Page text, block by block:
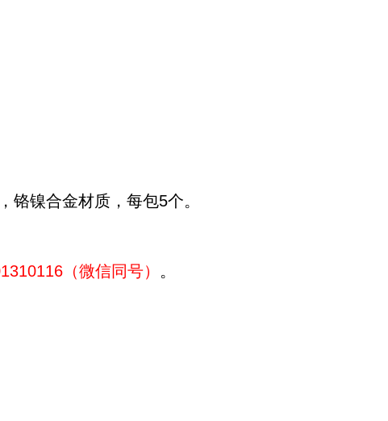
镍合金材质，每包5个。
（微信同号） 。